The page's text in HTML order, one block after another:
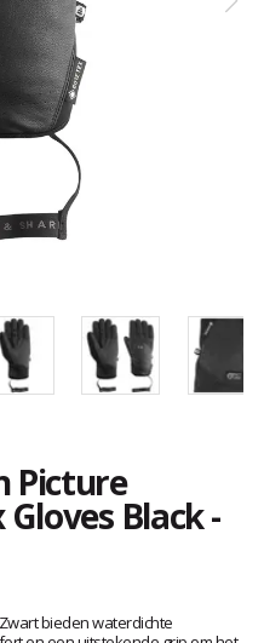
Picture
Black -
bieden waterdichte